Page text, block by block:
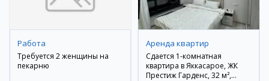
Работа
Требуется 2 женщины на
пекарню
Аренда квартир
Сдается 1-комнатная
квартира в Яккасарое, ЖК
Престиж Гарденс, 32 м²,